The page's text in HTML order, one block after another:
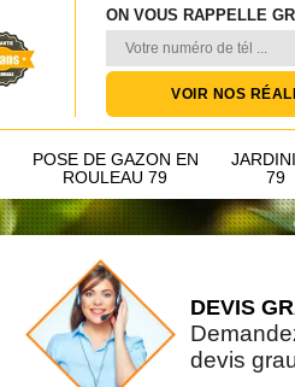
ON VOUS RAPPELLE
VOIR NOS
POSE DE GAZON EN
ROULEAU 79
79
DEVIS
devis